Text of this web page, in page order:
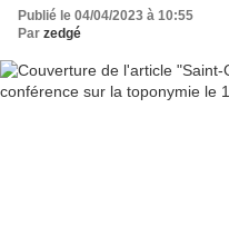
Publié le 04/04/2023 à 10:55
Par zedgé